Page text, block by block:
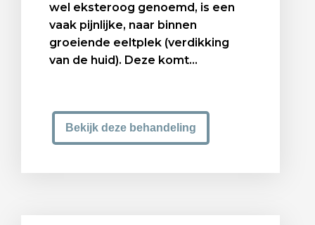
wel eksteroog genoemd, is een
vaak pijnlijke, naar binnen
groeiende eeltplek (verdikking
van de huid). Deze komt...
Bekijk deze behandeling